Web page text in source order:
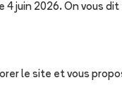
4 juin 2026. On vous
le site et vous